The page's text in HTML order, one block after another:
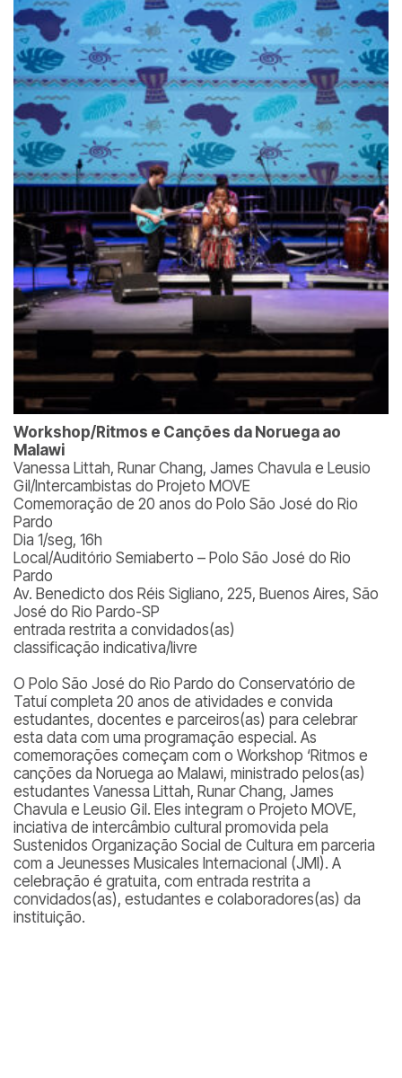
Workshop/Ritmos e Canções da Noruega ao
Malawi
Vanessa Littah, Runar Chang, James Chavula e Leusio
Gil/Intercambistas do Projeto MOVE
Comemoração de 20 anos do Polo São José do Rio
Pardo
Dia 1/seg, 16h
Local/Auditório Semiaberto – Polo São José do Rio
Pardo
Av. Benedicto dos Réis Sigliano, 225, Buenos Aires, São
José do Rio Pardo-SP
entrada restrita a convidados(as)
classificação indicativa/livre
O Polo São José do Rio Pardo do Conservatório de
Tatuí completa 20 anos de atividades e convida
estudantes, docentes e parceiros(as) para celebrar
esta data com uma programação especial. As
comemorações começam com o Workshop ‘Ritmos e
canções da Noruega ao Malawi, ministrado pelos(as)
estudantes Vanessa Littah, Runar Chang, James
Chavula e Leusio Gil. Eles integram o Projeto MOVE,
inciativa de intercâmbio cultural promovida pela
Sustenidos Organização Social de Cultura em parceria
com a Jeunesses Musicales Internacional (JMI). A
celebração é gratuita, com entrada restrita a
convidados(as), estudantes e colaboradores(as) da
instituição.